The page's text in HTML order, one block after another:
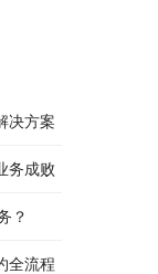
决方案​
务成败​
？
全流程